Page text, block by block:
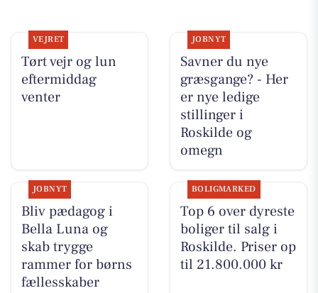
VEJRET
Tørt vejr og lun
eftermiddag
venter
JOBNYT
Savner du nye
græsgange? - Her
er nye ledige
stillinger i
Roskilde og
omegn
JOBNYT
Bliv pædagog i
Bella Luna og
skab trygge
rammer for børns
fællesskaber
BOLIGMARKED
Top 6 over dyreste
boliger til salg i
Roskilde. Priser op
til 21.800.000 kr